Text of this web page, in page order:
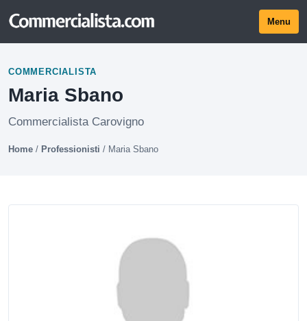
Menu
COMMERCIALISTA
Maria Sbano
Commercialista Carovigno
Home / Professionisti / Maria Sbano